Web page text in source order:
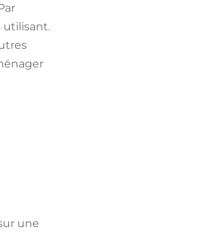
utilisant.
une